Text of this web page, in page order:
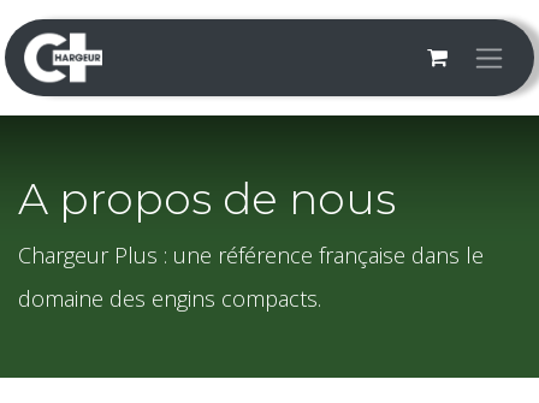
Se rendre au contenu
A propos de nous
Chargeur Plus : une référence française dans le
domaine des engins compacts.